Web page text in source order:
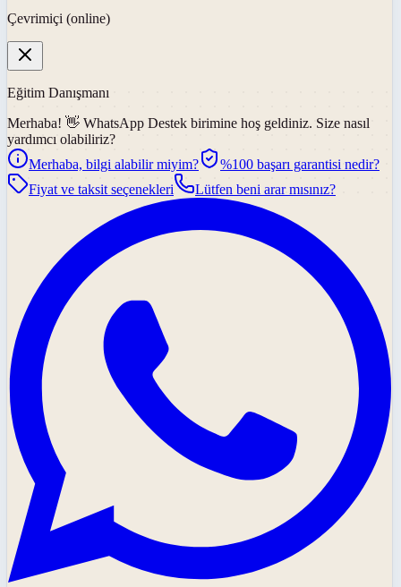
Çevrimiçi (online)
Eğitim Danışmanı
Merhaba! 👋 WhatsApp Destek birimine hoş geldiniz. Size nasıl
yardımcı olabiliriz?
Merhaba, bilgi alabilir miyim?
%100 başarı garantisi nedir?
Fiyat ve taksit seçenekleri
Lütfen beni arar mısınız?